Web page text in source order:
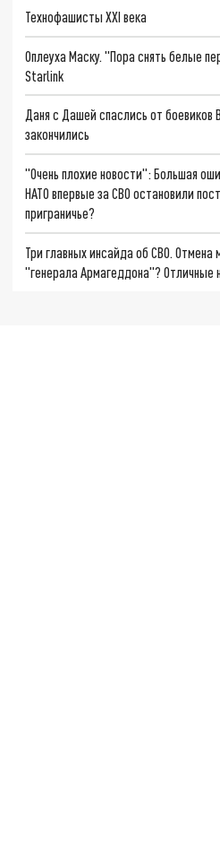
Технофашисты XXI века
Оплеуха Маску. "Пора снять белые
Starlink
Даня с Дашей спаслись от
закончились
"Очень плохие новости": Большая
НАТО впервые за СВО остановили
приграничье?
Три главных инсайда об СВО.
"генерала Армагеддона"? Отличные